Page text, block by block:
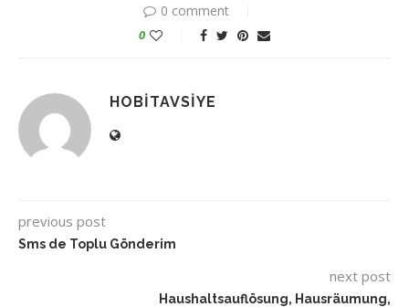
0 comment
0
HOBITAVSIYE
previous post
Sms de Toplu Gönderim
next post
Haushaltsauflösung, Hausräumung,